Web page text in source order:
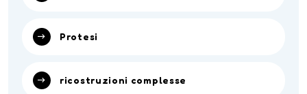
Protesi
ricostruzioni complesse